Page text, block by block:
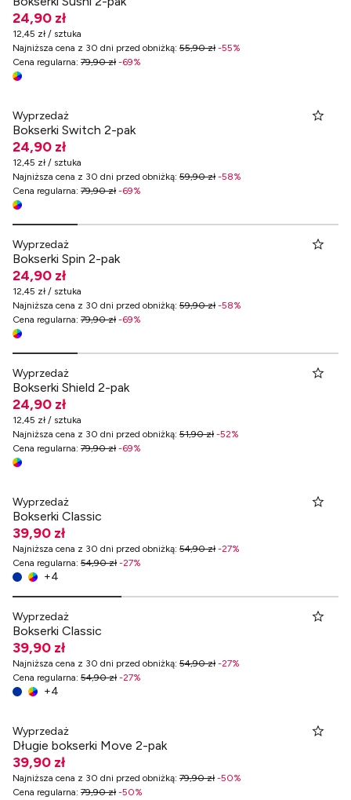
24,90 zł
12,45 zł / sztuka
Najniższa cena z 30 dni przed obniżką: 55,90 zł -55%
Cena regularna: 79,90 zł -69%
Wyprzedaż
Bokserki Switch 2-pak
24,90 zł
12,45 zł / sztuka
Najniższa cena z 30 dni przed obniżką: 59,90 zł -58%
Cena regularna: 79,90 zł -69%
Wyprzedaż
Bokserki Spin 2-pak
24,90 zł
12,45 zł / sztuka
Najniższa cena z 30 dni przed obniżką: 59,90 zł -58%
Cena regularna: 79,90 zł -69%
Wyprzedaż
Bokserki Shield 2-pak
24,90 zł
12,45 zł / sztuka
Najniższa cena z 30 dni przed obniżką: 51,90 zł -52%
Cena regularna: 79,90 zł -69%
Wyprzedaż
Bokserki Classic
39,90 zł
Najniższa cena z 30 dni przed obniżką: 54,90 zł -27%
Cena regularna: 54,90 zł -27%
+4
Wyprzedaż
Bokserki Classic
39,90 zł
Najniższa cena z 30 dni przed obniżką: 54,90 zł -27%
Cena regularna: 54,90 zł -27%
+4
Wyprzedaż
Długie bokserki Move 2-pak
39,90 zł
Najniższa cena z 30 dni przed obniżką: 79,90 zł -50%
Cena regularna: 79,90 zł -50%